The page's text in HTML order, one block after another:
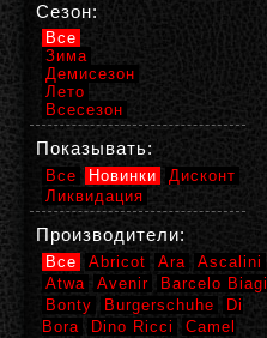
Сезон:
Все
Зима
Демисезон
Лето
Всесезон
Показывать:
Все Новинки
Дисконт
Ликвидация
Производители:
Все Abricot Ara
Ascalini
Atwa
Avenir
Barcelo Biagi
Bonty
Burgerschuhe
Di
Bora
Dino Ricci
Camel